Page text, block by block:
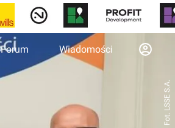
Forum Wiadomości
Fot. LSSE S.A.